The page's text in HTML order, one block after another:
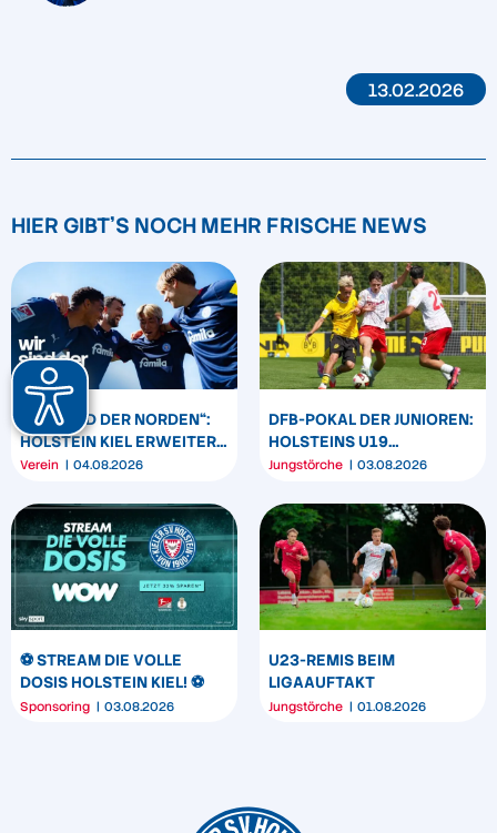
13.02.2026
HIER GIBT'S NOCH MEHR FRISCHE NEWS
„WIR SIND DER NORDEN“:
HOLSTEIN KIEL ERWEITERT
SEIN MARKENBILD
Verein 04.08.2026
DFB-POKAL DER JUNIOREN:
HOLSTEINS U19
TRIUMPHIERT IN
Jungstörche 03.08.2026
⚽️ STREAM DIE VOLLE
DOSIS HOLSTEIN KIEL! ⚽️
Sponsoring 03.08.2026
U23-REMIS BEIM
LIGAAUFTAKT
Jungstörche 01.08.2026